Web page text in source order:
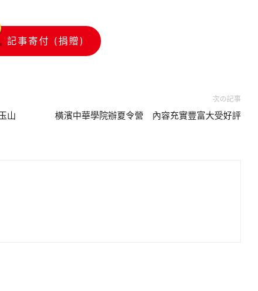
記事寄付 (捐贈)
山
次の記事
橫濱中華學院辦夏令營 內容充實豐富大受好評